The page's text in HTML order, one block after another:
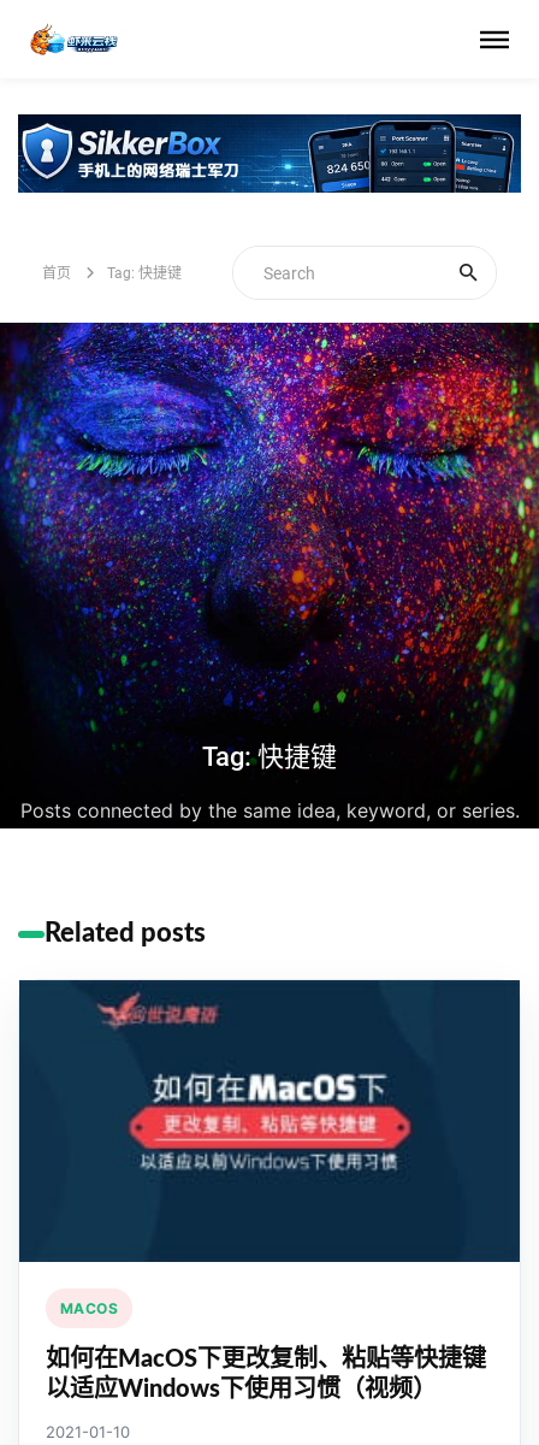
首页 Tag: 快捷键
Tag: 快捷键
Posts connected by the same idea, keyword, or series.
Related posts
MACOS
如何在MacOS下更改复制、粘贴等快捷键
以适应Windows下使用习惯（视频）
2021-01-10